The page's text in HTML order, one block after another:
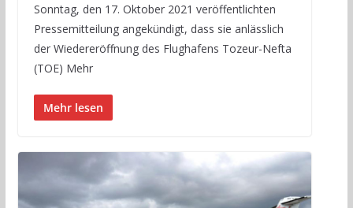
Sonntag, den 17. Oktober 2021 veröffentlichten
Pressemitteilung angekündigt, dass sie anlässlich
der Wiedereröffnung des Flughafens Tozeur-Nefta
(TOE) Mehr
Mehr lesen